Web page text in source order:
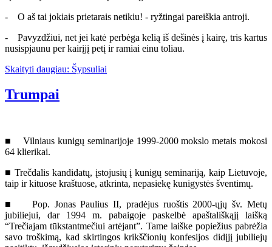
- O aš tai jokiais prietarais netikiu! - ryžtingai pareiškia antroji.
- Pavyzdžiui, net jei katė perbėga kelią iš dešinės į kairę, tris kartus
nusispjaunu per kairįjį petį ir ramiai einu toliau.
Skaityti daugiau: Šypsuliai
Trumpai
■ Vilniaus kunigų seminarijoje 1999-2000 mokslo metais mokosi
64 klierikai.
■ Trečdalis kandidatų, įstojusių į kunigų seminariją, kaip Lietuvoje,
taip ir kituose kraštuose, atkrinta, nepasiekę kunigystės šventimų.
■ Pop. Jonas Paulius II, pradėjus ruoštis 2000-ųjų šv. Metų
jubiliejui, dar 1994 m. pabaigoje paskelbė apaštališkąjį laišką
“Trečiajam tūkstantmečiui artėjant”. Tame laiške popiežius pabrėžia
savo troškimą, kad skirtingos krikščionių konfesijos didįjį jubiliejų